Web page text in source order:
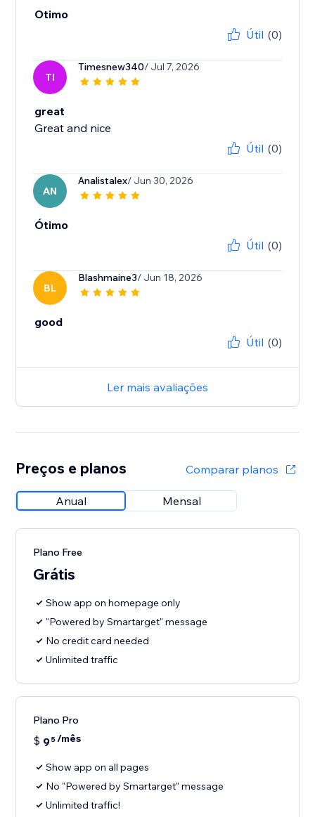
Otimo
Útil (0)
TI
Timesnew340/ Jul 7, 2026
great
Great and nice
Útil (0)
AN
Analistalex/ Jun 30, 2026
Ótimo
Útil (0)
BL
Blashmaine3/ Jun 18, 2026
good
Útil (0)
Ler mais avaliações
Preços e planos Comparar planos
Anual Mensal
Plano Free
Grátis
Show app on homepage only
"Powered by Smartarget" message
No credit card needed
Unlimited traffic
Plano Pro
$ 95/mês
Show app on all pages
No "Powered by Smartarget" message
Unlimited traffic!